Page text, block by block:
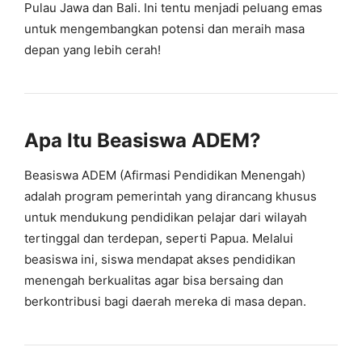
Pulau Jawa dan Bali. Ini tentu menjadi peluang emas
untuk mengembangkan potensi dan meraih masa
depan yang lebih cerah!
Apa Itu Beasiswa ADEM?
Beasiswa ADEM (Afirmasi Pendidikan Menengah)
adalah program pemerintah yang dirancang khusus
untuk mendukung pendidikan pelajar dari wilayah
tertinggal dan terdepan, seperti Papua. Melalui
beasiswa ini, siswa mendapat akses pendidikan
menengah berkualitas agar bisa bersaing dan
berkontribusi bagi daerah mereka di masa depan.